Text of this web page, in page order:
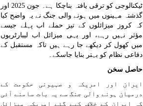
ٹیکنالوجی کو ترقی یافتہ بناچکا ہے۔ جون 2025 اور
گذشتہ مہینوں میں ہونے والی جنگ نے یہ واضح کیا
کہ کروز میزائلوں کے تیز حملے اب پہلے جیسے
مؤثر نہیں رہے، اور یہی میزائل اب لیبارٹریوں
میں کھول کر دیکھے جا رہے ہیں تاکہ مستقبل کے
دفاعی نظام کو بہتر بنایا جاسکے۔
حاصل سخن
ایران اور امریکہ و صہیونی حکومت کے
درمیان ہونے والی جنگ سے یہ بات سامنے آئی
کہ ایران کے خلاف کیے گئے امریکی میزائل